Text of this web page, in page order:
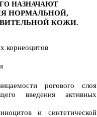
НАЗНАЧАЮТ
НОРМАЛЬНОЙ,
КОЖИ.
корнеоцитов
рогового слоя
введения активных
и синтетической